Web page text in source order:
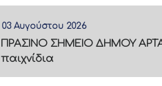
03 Αυγούστου 2026
ΠΡΑΣΙΝΟ ΣΗΜΕΙΟ ΔΗΜΟΥ
παιχνίδια